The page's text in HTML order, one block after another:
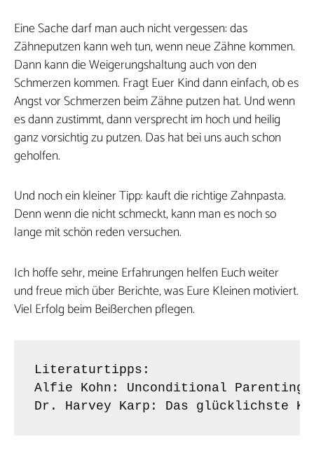
Eine Sache darf man auch nicht vergessen: das
Zähneputzen kann weh tun, wenn neue Zähne kommen.
Dann kann die Weigerungshaltung auch von den
Schmerzen kommen. Fragt Euer Kind dann einfach, ob es
Angst vor Schmerzen beim Zähne putzen hat. Und wenn
es dann zustimmt, dann versprecht im hoch und heilig
ganz vorsichtig zu putzen. Das hat bei uns auch schon
geholfen.
Und noch ein kleiner Tipp: kauft die richtige Zahnpasta.
Denn wenn die nicht schmeckt, kann man es noch so
lange mit schön reden versuchen.
Ich hoffe sehr, meine Erfahrungen helfen Euch weiter
und freue mich über Berichte, was Eure Kleinen motiviert.
Viel Erfolg beim Beißerchen pflegen.
Literaturtipps:
Alfie Kohn: Unconditional
Dr. Harvey Karp: Das glücklichste